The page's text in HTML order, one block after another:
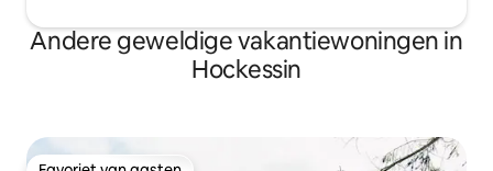
Andere geweldige vakantiewoningen in
Hockessin